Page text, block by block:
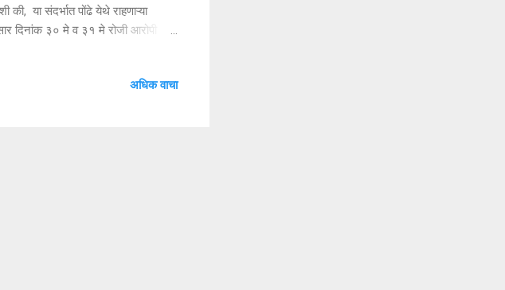
या संदर्भात पोंढे येथे राहणाऱ्या
दिनांक ३० मे व ३१ मे रोजी आरोपी
रेस वाढवून हॉर्न वाजवून वाईट
अधिक वाचा